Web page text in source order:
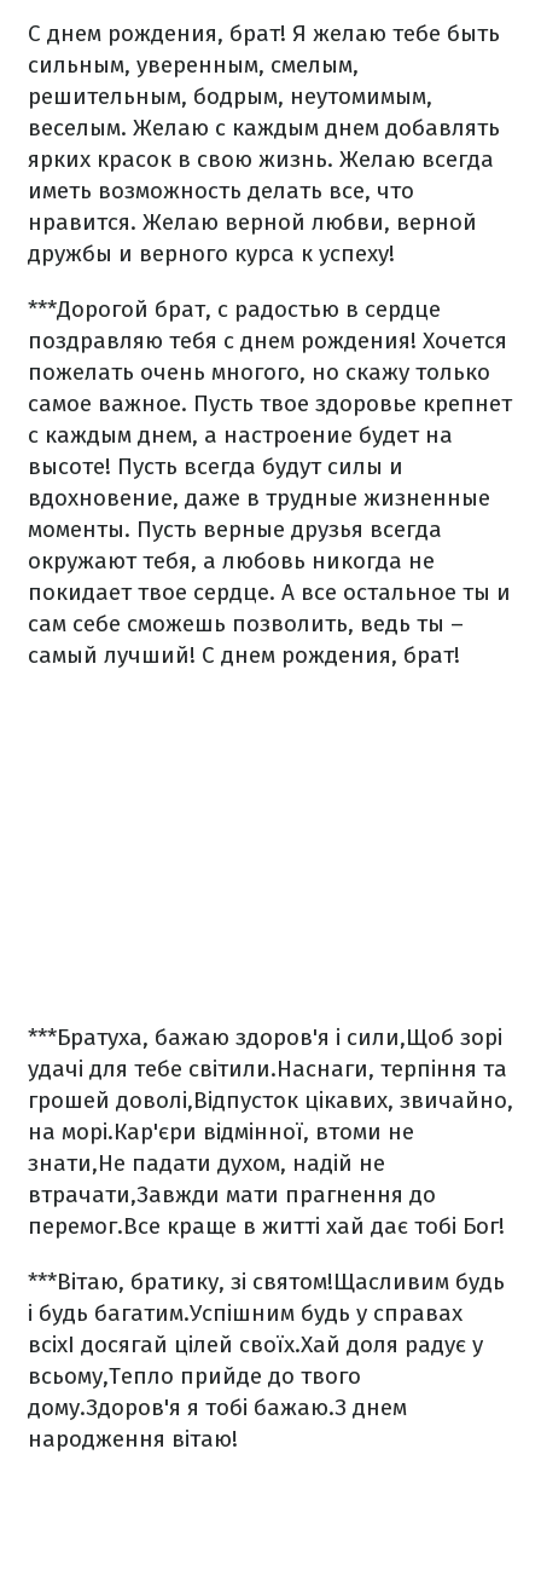
С днем рождения, брат! Я желаю тебе быть
сильным, уверенным, смелым,
решительным, бодрым, неутомимым,
веселым. Желаю с каждым днем добавлять
ярких красок в свою жизнь. Желаю всегда
иметь возможность делать все, что
нравится. Желаю верной любви, верной
дружбы и верного курса к успеху!
***Дорогой брат, с радостью в сердце
поздравляю тебя с днем рождения! Хочется
пожелать очень многого, но скажу только
самое важное. Пусть твое здоровье крепнет
с каждым днем, а настроение будет на
высоте! Пусть всегда будут силы и
вдохновение, даже в трудные жизненные
моменты. Пусть верные друзья всегда
окружают тебя, а любовь никогда не
покидает твое сердце. А все остальное ты и
сам себе сможешь позволить, ведь ты –
самый лучший! С днем рождения, брат!
***Братуха, бажаю здоров'я і сили,Щоб зорі
удачі для тебе світили.Наснаги, терпіння та
грошей доволі,Відпусток цікавих, звичайно,
на морі.Кар'єри відмінної, втоми не
знати,Не падати духом, надій не
втрачати,Завжди мати прагнення до
перемог.Все краще в житті хай дає тобі Бог!
***Вітаю, братику, зі святом!Щасливим будь
і будь багатим.Успішним будь у справах
всіхІ досягай цілей своїх.Хай доля радує у
всьому,Тепло прийде до твого
дому.Здоров'я я тобі бажаю.З днем
народження вітаю!